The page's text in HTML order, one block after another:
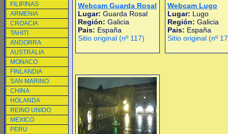
FILIPINAS
ARMENIA
CROACIA
TAHITI
ANDORRA
AUSTRALIA
MONACO
FINLANDIA
SAN MARINO
CHINA
HOLANDA
REINO UNIDO
MEXICO
PERU
Webcam Guarda Rosal
Lugar: Guarda Rosal
Región: Galicia
Pais: España
Sitio original (nº 117)
Webcam Lugo
Lugar: Lugo
Región: Galicia
Pais: España
Sitio original (nº